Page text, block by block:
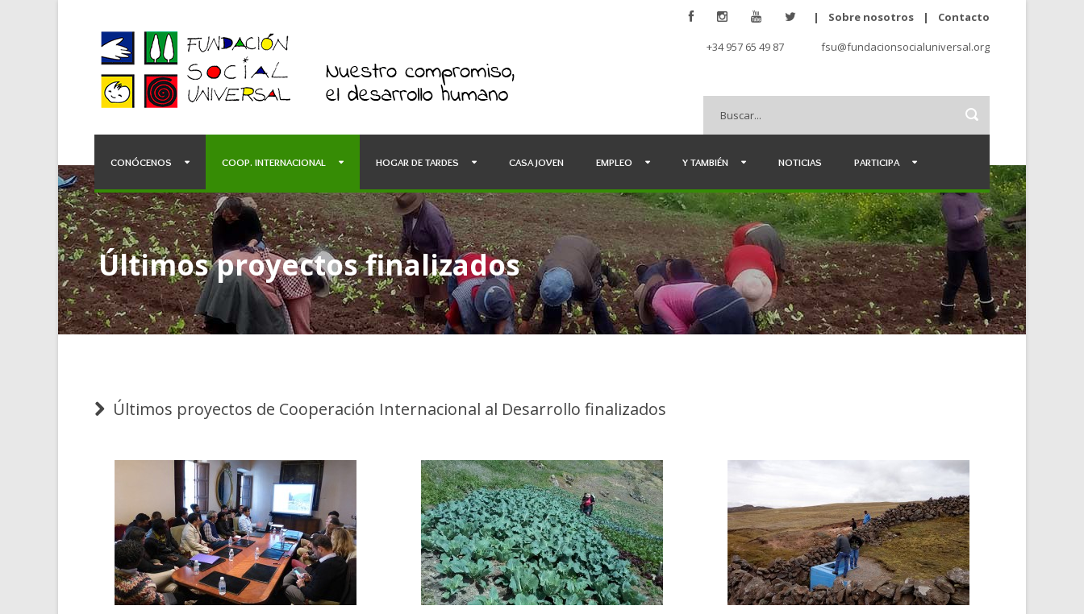
| Sobre nosotros | Contacto
+34 957 65 49 87 fsu@fundacionsocialuniversal.org
CONÓCENOS COOP. INTERNACIONAL HOGAR DE TARDES CASA JOVEN EMPLEO Y TAMBIÉN NOTICIAS PARTICIPA
Últimos proyectos finalizados
Últimos proyectos de Cooperación Internacional al Desarrollo finalizados